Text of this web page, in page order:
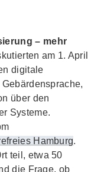
– mehr
am 1. April
digitale
über den
Systeme.
Hamburg.
teil, etwa 50
die Frage, ob